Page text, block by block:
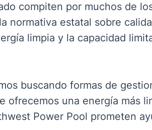
compiten por muchos de
normativa estatal sobre
limpia y la capacidad
buscando formas de
ofrecemos una energía más
Power Pool prometen